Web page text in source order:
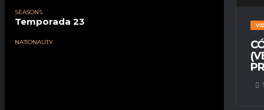
SEASONS
Temporada 23
NATIONALITY